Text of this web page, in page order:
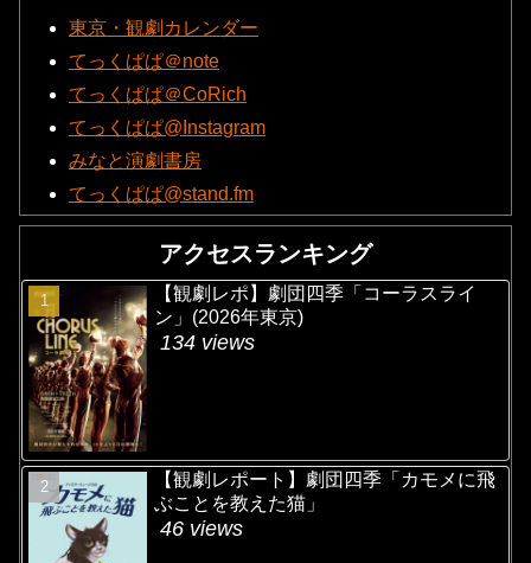
東京・観劇カレンダー
てっくぱぱ＠note
てっくぱぱ＠CoRich
てっくぱぱ@Instagram
みなと演劇書房
てっくぱぱ@stand.fm
アクセスランキング
【観劇レポ】劇団四季「コーラスライ
ン」(2026年東京)
134 views
【観劇レポート】劇団四季「カモメに飛
ぶことを教えた猫」
46 views